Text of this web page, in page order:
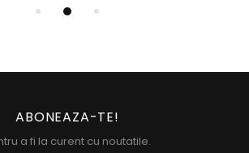
ABONEAZA-TE!
a fi la curent cu noutatile.